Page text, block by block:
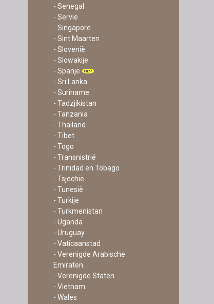
- Senegal
- Servië
- Singapore
- Sint Maarten
- Slovenië
- Slowakije
- Spanje
- Sri Lanka
- Suriname
- Tadzjikistan
- Tanzania
- Thailand
- Tibet
- Togo
- Transnistrië
- Trinidad en Tobago
- Tsjechië
- Tunesië
- Turkije
- Turkmenistan
- Uganda
- Uruguay
- Vaticaanstad
- Verenigde Arabische
Emiraten
- Verenigde Staten
- Vietnam
- Wales